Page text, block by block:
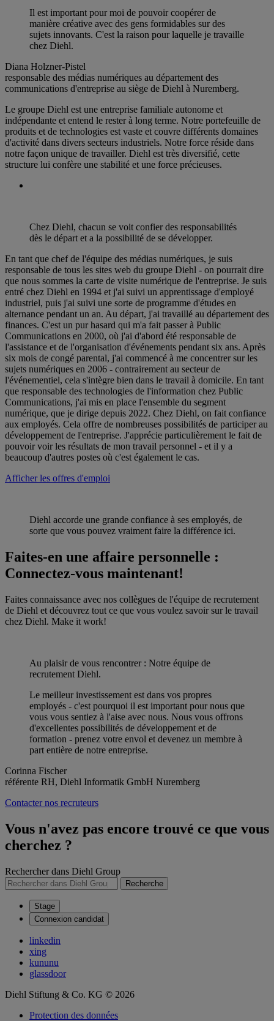
Il est important pour moi de pouvoir coopérer de
manière créative avec des gens formidables sur des
sujets innovants. C'est la raison pour laquelle je travaille
chez Diehl.
Diana Holzner-Pistel
responsable des médias numériques au département des
communications d'entreprise au siège de Diehl à Nuremberg.
Le groupe Diehl est une entreprise familiale autonome et
indépendante et entend le rester à long terme. Notre portefeuille de
produits et de technologies est vaste et couvre différents domaines
d'activité dans divers secteurs industriels. Notre force réside dans
notre façon unique de travailler. Diehl est très diversifié, cette
structure lui confère une stabilité et une force précieuses.
Chez Diehl, chacun se voit confier des responsabilités
dès le départ et a la possibilité de se développer.
En tant que chef de l'équipe des médias numériques, je suis
responsable de tous les sites web du groupe Diehl - on pourrait dire
que nous sommes la carte de visite numérique de l'entreprise. Je suis
entré chez Diehl en 1994 et j'ai suivi un apprentissage d'employé
industriel, puis j'ai suivi une sorte de programme d'études en
alternance pendant un an. Au départ, j'ai travaillé au département des
finances. C'est un pur hasard qui m'a fait passer à Public
Communications en 2000, où j'ai d'abord été responsable de
l'assistance et de l'organisation d'événements pendant six ans. Après
six mois de congé parental, j'ai commencé à me concentrer sur les
sujets numériques en 2006 - contrairement au secteur de
l'événementiel, cela s'intègre bien dans le travail à domicile. En tant
que responsable des technologies de l'information chez Public
Communications, j'ai mis en place l'ensemble du segment
numérique, que je dirige depuis 2022. Chez Diehl, on fait confiance
aux employés. Cela offre de nombreuses possibilités de participer au
développement de l'entreprise. J'apprécie particulièrement le fait de
pouvoir voir les résultats de mon travail personnel - et il y a
beaucoup d'autres postes où c'est également le cas.
Afficher les offres d'emploi
Diehl accorde une grande confiance à ses employés, de
sorte que vous pouvez vraiment faire la différence ici.
Faites-en une affaire personnelle :
Connectez-vous maintenant!
Faites connaissance avec nos collègues de l'équipe de recrutement
de Diehl et découvrez tout ce que vous voulez savoir sur le travail
chez Diehl. Make it work!
Au plaisir de vous rencontrer : Notre équipe de
recrutement Diehl.
Le meilleur investissement est dans vos propres
employés - c'est pourquoi il est important pour nous que
vous vous sentiez à l'aise avec nous. Nous vous offrons
d'excellentes possibilités de développement et de
formation - prenez votre envol et devenez un membre à
part entière de notre entreprise.
Corinna Fischer
référente RH, Diehl Informatik GmbH Nuremberg
Contacter nos recruteurs
Vous n'avez pas encore trouvé ce que vous
cherchez ?
Rechercher dans Diehl Group
Recherche
Stage
Connexion candidat
linkedin
xing
kununu
glassdoor
Diehl Stiftung & Co. KG © 2026
Protection des données